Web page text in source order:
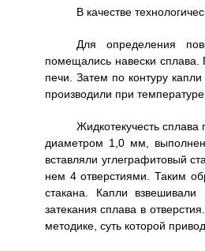
В качестве
Для определения
помещались навески сплава.
печи. Затем по контуру
производили при
Жидкотекучесть сплава
диаметром 1,0 мм,
вставляли углеграфитовый
нем 4 отверстиями. Таким
стакана. Капли
затекания сплава в
методике, суть которой